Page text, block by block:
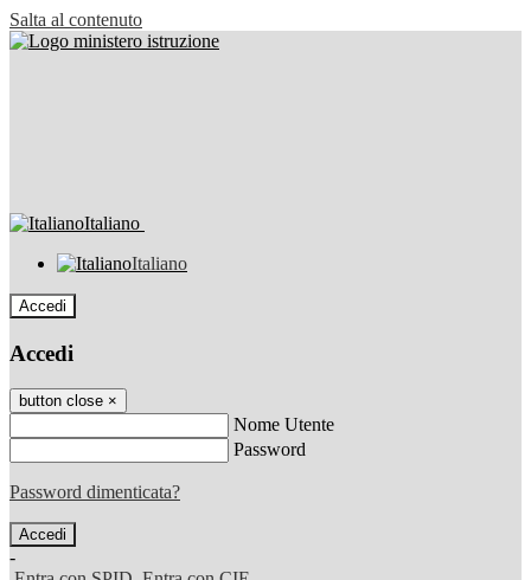
Salta al contenuto
Italiano
Italiano
Accedi
Accedi
button close ×
Nome Utente
Password
Password dimenticata?
-